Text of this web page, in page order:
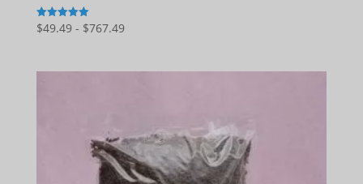
5
sur 5
$49.49 - $767.49Gamme
$767.49